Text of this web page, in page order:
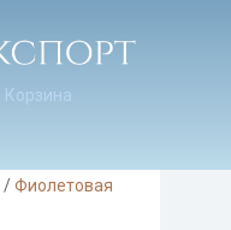
Корзина
/Фиолетовая